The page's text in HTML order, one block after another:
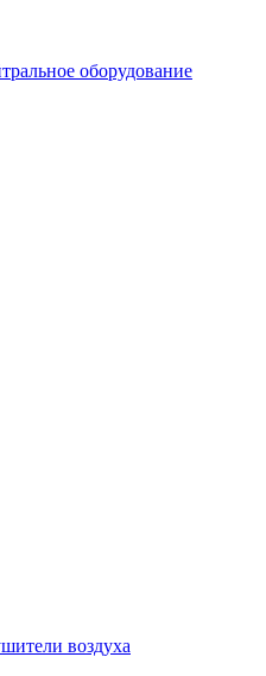
оборудование
воздуха